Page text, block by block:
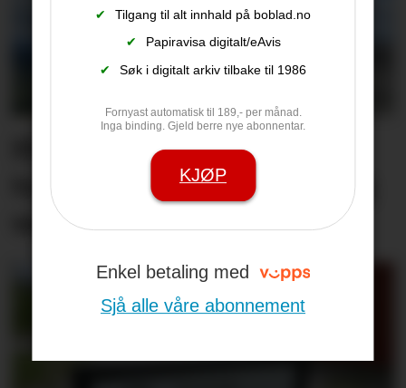
✔
Tilgang til alt innhald på boblad.no
✔
Papiravisa digitalt/eAvis
✔
Søk i digitalt arkiv tilbake til 1986
Fornyast automatisk til 189,- per månad.
Inga binding. Gjeld berre nye abonnentar.
KJØP
Enkel betaling med
Sjå alle våre abonnement
Hit drar nesten alle
turistane: – Det er utruleg
vakkert